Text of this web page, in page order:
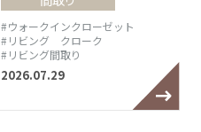
#ウォークインクローゼット
#リビング クローク
#リビング間取り
2026.07.29